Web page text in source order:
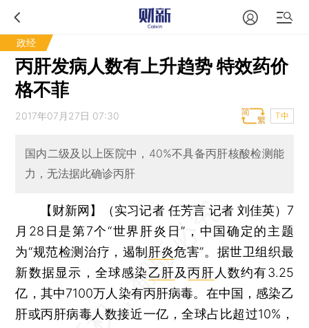
政经
丙肝发病人数有上升趋势 特效药价
格不菲
2017年07月27日 07:30 T中
国内二级及以上医院中，40%不具备丙肝核酸检测能
力，无法据此确诊丙肝
【财新网】（实习记者 任芳言 记者 刘佳英） 7
月28日是第7个“世界肝炎日”，中国确定的主题
为“规范检测治疗，遏制 肝炎危害”。据世卫组织最
新数据显示，全球感染乙肝及丙肝 人数约有3.25
亿，其中7100万人染有丙肝病毒。在中国，感染乙
肝或丙肝病毒人数接近一亿，全球占比超过10%，